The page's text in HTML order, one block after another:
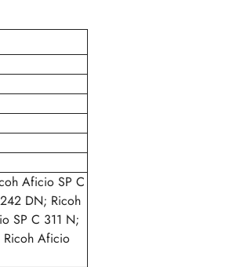
Aficio SP C
DN; Ricoh
SP C 311 N;
Aficio